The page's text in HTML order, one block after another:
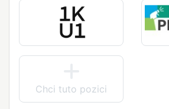
Chci tuto pozici